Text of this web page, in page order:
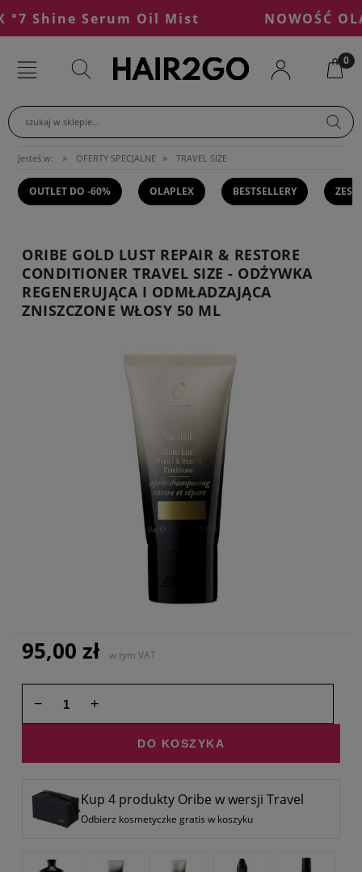
Shine Serum Oil Mist NOWOŚĆ
szukaj w sklepie...
Jesteś w: » OFERTY SPECJALNE » TRAVEL SIZE
OUTLET DO -60% OLAPLEX BESTSELLERY
ORIBE GOLD LUST REPAIR & RESTORE
CONDITIONER TRAVEL SIZE - ODŻYWKA
REGENERUJĄCA I ODMŁADZAJĄCA
ZNISZCZONE WŁOSY 50 ML
95,00 zł w tym VAT
Kup 4 produkty Oribe w wersji Travel
Odbierz kosmetyczke gratis w koszyku
− +
DO KOSZYKA